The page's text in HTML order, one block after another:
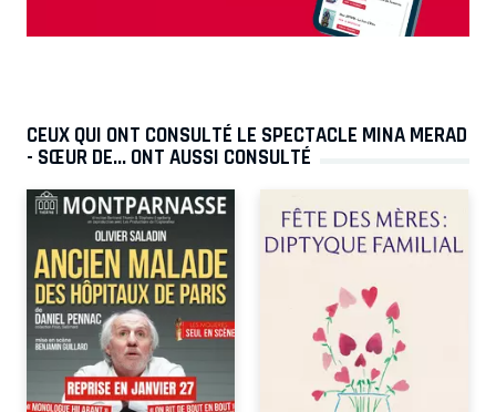
CEUX QUI ONT CONSULTÉ LE SPECTACLE MINA MERAD
- SŒUR DE... ONT AUSSI CONSULTÉ